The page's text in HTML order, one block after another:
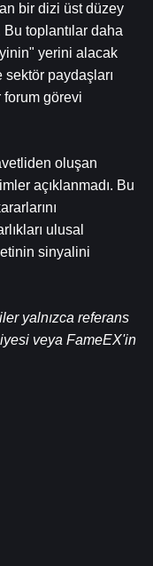
bir dizi üst düzey
toplantılar daha
yerini alacak
paydaşları
görevi
oluşan
açıklanmadı. Bu
ulusal
sinyalini
yalnızca referans
veya FameEX'in